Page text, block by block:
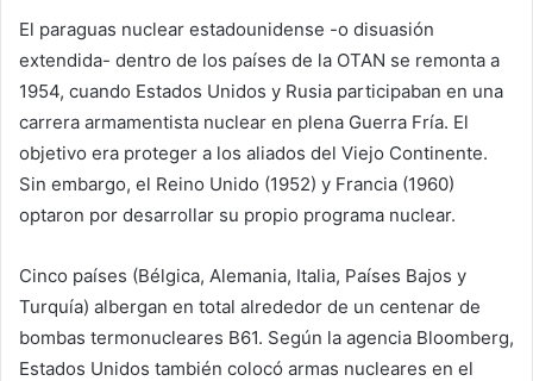
El paraguas nuclear estadounidense -o disuasión
extendida- dentro de los países de la OTAN se remonta a
1954, cuando Estados Unidos y Rusia participaban en una
carrera armamentista nuclear en plena Guerra Fría. El
objetivo era proteger a los aliados del Viejo Continente.
Sin embargo, el Reino Unido (1952) y Francia (1960)
optaron por desarrollar su propio programa nuclear.
Cinco países (Bélgica, Alemania, Italia, Países Bajos y
Turquía) albergan en total alrededor de un centenar de
bombas termonucleares B61. Según la agencia Bloomberg,
Estados Unidos también colocó armas nucleares en el